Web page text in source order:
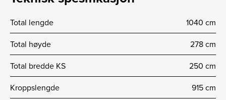
Total lengde
1040 cm
Total høyde
278 cm
Total bredde KS
250 cm
Kroppslengde
915 cm